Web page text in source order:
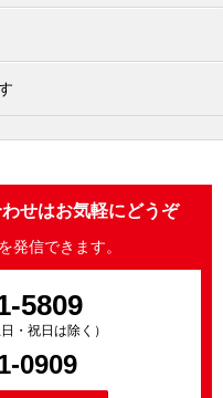
せはお気軽にどうぞ
発信できます。
5809
・祝日は除く）
0909